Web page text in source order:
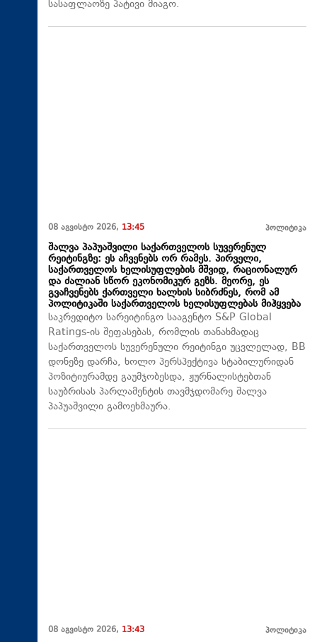
სასაფლაოზე პატივი მიაგო.
08 აგვისტო 2026, 13:45 პოლიტიკა
შალვა პაპუაშვილი საქართველოს სუვერენულ
რეიტინგზე: ეს აჩვენებს ორ რამეს. პირველი,
საქართველოს ხელისუფლების მშვიდ, რაციონალურ
და ძალიან სწორ ეკონომიკურ გეზს. მეორე, ეს
გვაჩვენებს ქართველი ხალხის სიბრძნეს, რომ ამ
პოლიტიკაში საქართველოს ხელისუფლებას მიჰყვება
საკრედიტო სარეიტინგო სააგენტო S&P Global
Ratings-ის შეფასებას, რომლის თანახმადაც
საქართველოს სუვერენული რეიტინგი უცვლელად, BB
დონეზე დარჩა, ხოლო პერსპექტივა სტაბილურიდან
პოზიტიურამდე გაუმჯობესდა, ჟურნალისტებთან
საუბრისას პარლამენტის თავმჯდომარე შალვა
პაპუაშვილი გამოეხმაურა.
08 აგვისტო 2026, 13:43 პოლიტიკა